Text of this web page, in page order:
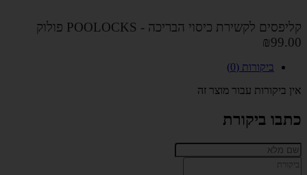
קליפסים לקשירת כיסוי הבריכה - POOLOCKS פולוק
₪99.00
ביקורות (0)
אין ביקורות עבור מוצר זה
כתבו ביקורת